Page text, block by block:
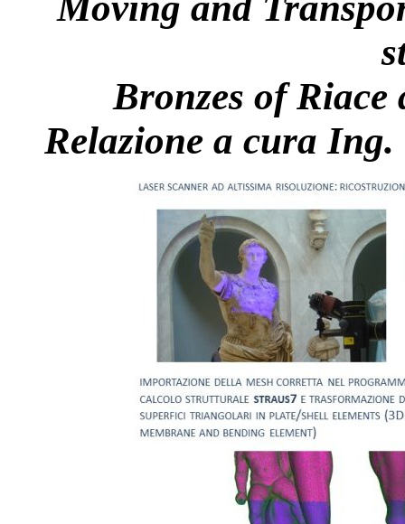
Bronzes of Riace
Relazione a cura